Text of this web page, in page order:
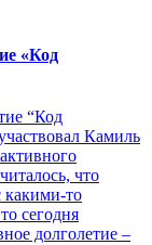
«Код
“Код
Камиль
что
какими-то
сегодня
долголетие –